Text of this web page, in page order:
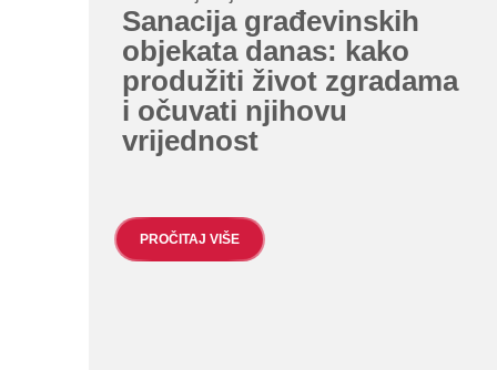
Sanacija građevinskih
objekata danas: kako
produžiti život zgradama
i očuvati njihovu
vrijednost
PROČITAJ VIŠE